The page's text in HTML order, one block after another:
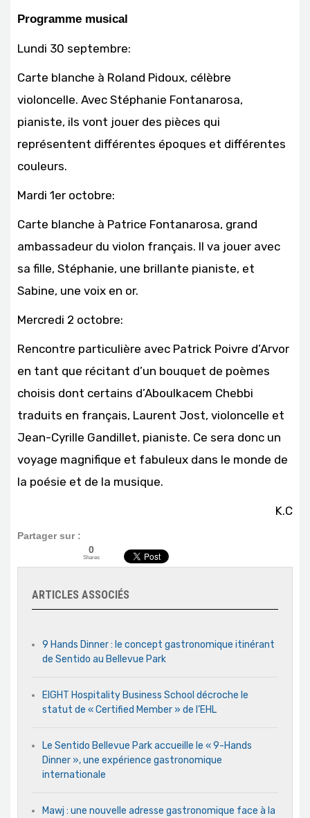
Programme musical
Lundi 30 septembre:
Carte blanche à Roland Pidoux, célèbre
violoncelle. Avec Stéphanie Fontanarosa,
pianiste, ils vont jouer des pièces qui
représentent différentes époques et différentes
couleurs.
Mardi 1er octobre:
Carte blanche à Patrice Fontanarosa, grand
ambassadeur du violon français. Il va jouer avec
sa fille, Stéphanie, une brillante pianiste, et
Sabine, une voix en or.
Mercredi 2 octobre:
Rencontre particulière avec Patrick Poivre d’Arvor
en tant que récitant d’un bouquet de poèmes
choisis dont certains d’Aboulkacem Chebbi
traduits en français, Laurent Jost, violoncelle et
Jean-Cyrille Gandillet, pianiste. Ce sera donc un
voyage magnifique et fabuleux dans le monde de
la poésie et de la musique.
K.C
Partager sur :
0
Shares
ARTICLES ASSOCIÉS
9 Hands Dinner : le concept gastronomique itinérant
de Sentido au Bellevue Park
EIGHT Hospitality Business School décroche le
statut de « Certified Member » de l’EHL
Le Sentido Bellevue Park accueille le « 9-Hands
Dinner », une expérience gastronomique
internationale
Mawj : une nouvelle adresse gastronomique face à la